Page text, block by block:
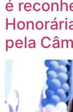
é
pela